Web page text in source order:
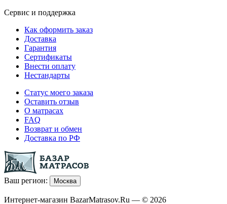
Сервис и поддержка
Как оформить заказ
Доставка
Гарантия
Сертификаты
Внести оплату
Нестандарты
Статус моего заказа
Оставить отзыв
О матрасах
FAQ
Возврат и обмен
Доставка по РФ
Ваш регион: Москва
Интернет-магазин BazarMatrasov.Ru — © 2026